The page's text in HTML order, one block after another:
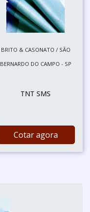
BRITO & CASONATO / SÃO
BERNARDO DO CAMPO - SP
TNT SMS
Cotar agora